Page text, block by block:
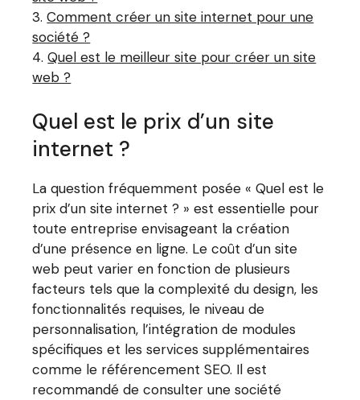
Comment créer un site internet pour une
société ?
Quel est le meilleur site pour créer un site
web ?
Quel est le prix d’un site
internet ?
La question fréquemment posée « Quel est le
prix d’un site internet ? » est essentielle pour
toute entreprise envisageant la création
d’une présence en ligne. Le coût d’un site
web peut varier en fonction de plusieurs
facteurs tels que la complexité du design, les
fonctionnalités requises, le niveau de
personnalisation, l’intégration de modules
spécifiques et les services supplémentaires
comme le référencement SEO. Il est
recommandé de consulter une société